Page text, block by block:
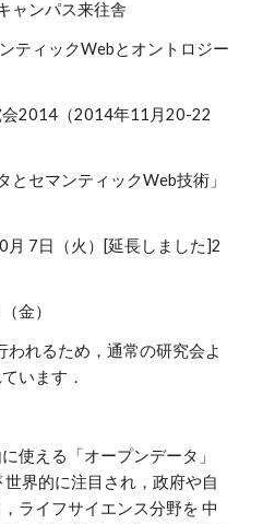
ャンパス来往舎
ティックWebとオントロジー
2014（2014年11月20-22
とセマンティックWeb技術」
7日（火）[延長しました]2
金）
れるため，通常の研究会よ
います．
使える「オープンデータ」
界的に注目され，政府や自
ライフサイエンス分野を 中